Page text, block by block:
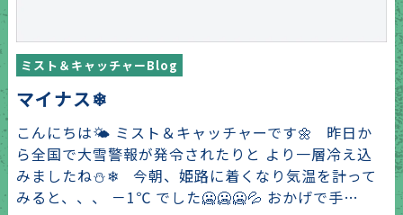
ミスト＆キャッチャーBlog
マイナス❄
こんにちは🌤 ミスト＆キャッチャーです🌼 昨日か
ら全国で大雪警報が発令されたりと より一層冷え込
みましたね⛄❄ 今朝、姫路に着くなり気温を計って
みると、、、 －1℃ でした🥶🥶🥶💦 おかげで手…